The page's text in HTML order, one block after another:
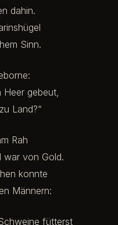
dahin.
Sinn.
Heer gebeut,
Land?“
Rah
war von Gold.
konnte
Männern:
fütterst